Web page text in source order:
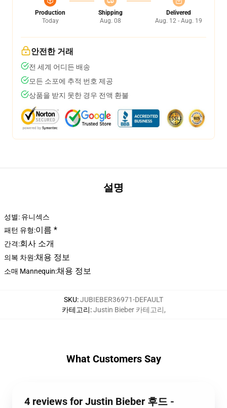
Production
Today
Shipping
Aug. 08
Delivered
Aug. 12 - Aug. 19
안전한 거래
전 세계 어디든 배송
모든 소포에 추적 번호 제공
상품을 받지 못한 경우 전액 환불
설명
성별: 유니섹스
패턴 유형:이름 *
간격:회사 소개
의복 차원:채용 정보
소매 Mannequin:채용 정보
SKU:JUBIEBER36971-DEFAULT
카테고리:Justin Bieber 카테고리,
What Customers Say
4 reviews for Justin Bieber 후드 -